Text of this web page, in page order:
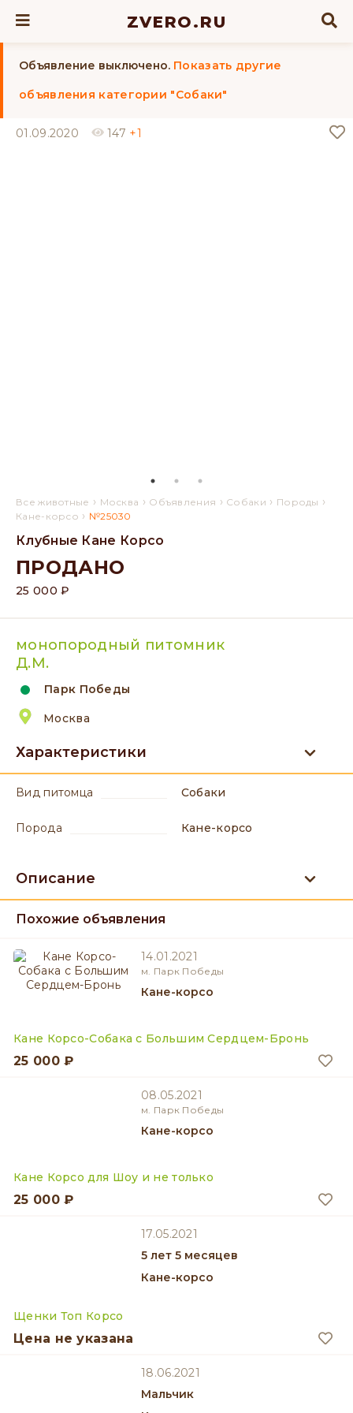
ZVERO.RU
Объявление выключено. Показать другие
объявления категории "Собаки"
01.09.2020 147 +1
Все животные › Москва › Объявления › Собаки › Породы ›
Кане-корсо › №25030
Клубные Кане Корсо
ПРОДАНО
25 000 ₽
монопородный питомник
Д.М.
Парк Победы
Москва
Характеристики
вид питомца Собаки
порода Кане-корсо
Описание
Похожие объявления
14.01.2021
м. Парк Победы
Кане-корсо
Кане Корсо-Собака с Большим Сердцем-Бронь
25 000 ₽
08.05.2021
м. Парк Победы
Кане-корсо
Кане Корсо для Шоу и не только
25 000 ₽
17.05.2021
5 лет 5 месяцев
Кане-корсо
Щенки Топ Корсо
Цена не указана
18.06.2021
мальчик